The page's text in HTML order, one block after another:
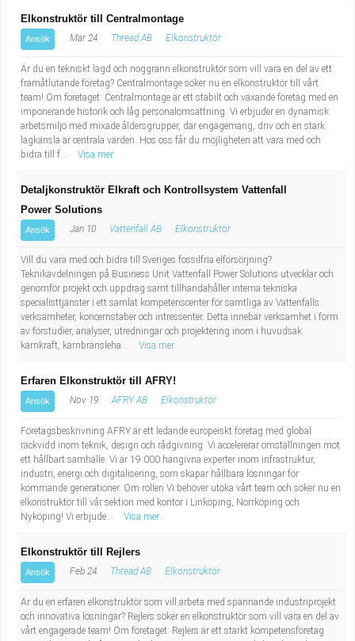
Elkonstruktör till Centralmontage
Ansök Mar 24 Thread AB Elkonstruktör
Är du en tekniskt lagd och noggrann elkonstruktör som vill vara en del av ett
framåtlutande företag? Centralmontage söker nu en elkonstruktör till vårt
team! Om företaget: Centralmontage är ett stabilt och växande företag med en
imponerande historik och låg personalomsättning. Vi erbjuder en dynamisk
arbetsmiljö med mixade åldersgrupper, där engagemang, driv och en stark
lagkänsla är centrala värden. Hos oss får du möjligheten att vara med och
bidra till f...
Visa mer
Detaljkonstruktör Elkraft och Kontrollsystem Vattenfall
Power Solutions
Ansök Jan 10 Vattenfall AB Elkonstruktör
Vill du vara med och bidra till Sveriges fossilfria elförsörjning?
Teknikavdelningen på Business Unit Vattenfall Power Solutions utvecklar och
genomför projekt och uppdrag samt tillhandahåller interna tekniska
specialisttjänster i ett samlat kompetenscenter för samtliga av Vattenfalls
verksamheter, koncernstaber och intressenter. Detta innebär verksamhet i form
av förstudier, analyser, utredningar och projektering inom i huvudsak
kärnkraft, kärnbränsleha...
Visa mer
Erfaren Elkonstruktör till AFRY!
Ansök Nov 19 AFRY AB Elkonstruktör
Företagsbeskrivning AFRY är ett ledande europeiskt företag med global
räckvidd inom teknik, design och rådgivning. Vi accelererar omställningen mot
ett hållbart samhälle. Vi är 19 000 hängivna experter inom infrastruktur,
industri, energi och digitalisering, som skapar hållbara lösningar för
kommande generationer. Om rollen Vi behöver utöka vårt team och söker nu en
elkonstruktör till vår sektion med kontor i Linköping, Norrköping och
Nyköping! Vi erbjude...
Visa mer
Elkonstruktör till Rejlers
Ansök Feb 24 Thread AB Elkonstruktör
Är du en erfaren elkonstruktör som vill arbeta med spännande industriprojekt
och innovativa lösningar? Rejlers söker en elkonstruktör som vill vara en del av
vårt engagerade team! Om företaget: Rejlers är ett starkt kompetensföretag